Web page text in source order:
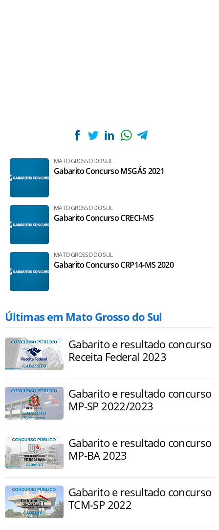
MATO GROSSO DO SUL
Gabarito Concurso MSGÁS 2021
MATO GROSSO DO SUL
Gabarito Concurso CRECI-MS
MATO GROSSO DO SUL
Gabarito Concurso CRP14-MS 2020
Últimas em Mato Grosso do Sul
Gabarito e resultado concurso
Receita Federal 2023
Gabarito e resultado concurso
MP-SP 2022/2023
Gabarito e resultado concurso
MP-BA 2023
Gabarito e resultado concurso
TCM-SP 2022